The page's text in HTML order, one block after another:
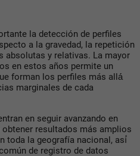
la detección de perfiles
a la gravedad, la repetición
absolutas y relativas. La mayor
en estos años permite un
forman los perfiles más allá́
marginales de cada
en seguir avanzando en
resultados más amplios
toda la geografía nacional, así́
de registro de datos